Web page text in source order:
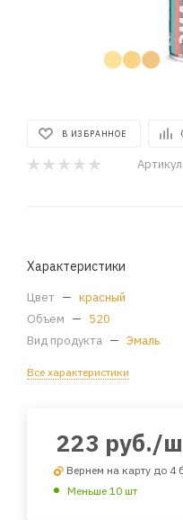
В ИЗБРАННОЕ
Артикул:
Характеристики
Цвет — красный
Объем — 520
Вид продукта — Эмаль
Все характеристики
223 руб./
Вернем на карту до 4
Меньше 10 шт